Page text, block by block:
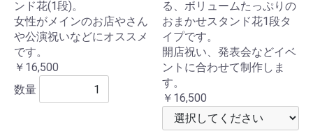
ンド花(1段)。
女性がメインのお店やさん
や公演祝いなどにオススメ
です。
￥16,500
数量
る、ボリュームたっぷりの
おまかせスタンド花1段タ
イプです。
開店祝い、発表会などイベ
ントに合わせて制作しま
す。
￥16,500